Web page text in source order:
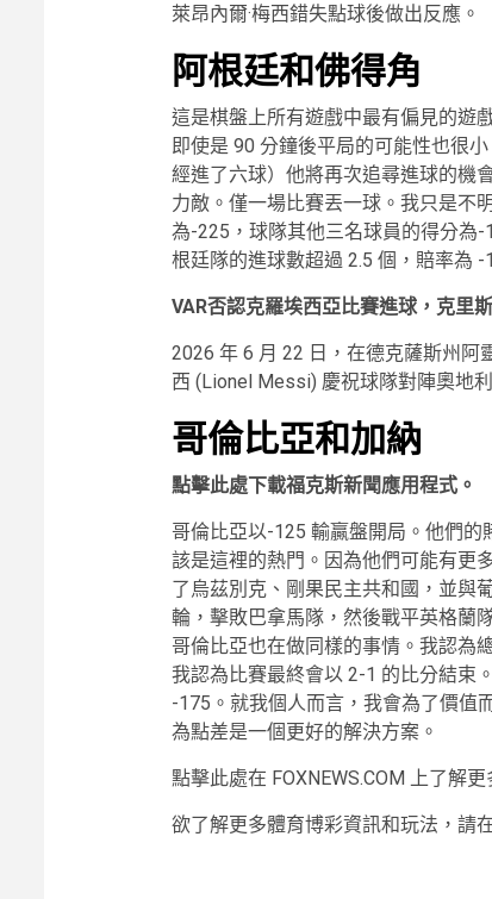
萊昂內爾·梅西錯失點球後做出反應。
阿根廷和佛得角
這是棋盤上所有遊戲中最有偏見的遊
即使是 90 分鐘後平局的可能性也很
經進了六球）他將再次追尋進球的機
力敵。僅一場比賽丟一球。我只是不
為-225，球隊其他三名球員的得分為
根廷隊的進球數超過 2.5 個，賠率為 -
VAR否認克羅埃西亞比賽進球，克里
2026 年 6 月 22 日，在德克薩斯州阿
西 (Lionel Messi) 慶祝球隊對陣奧地
哥倫比亞和加納
點擊此處下載福克斯新聞應用程式。
哥倫比亞以-125 輸贏盤開局。他們
該是這裡的熱門。因為他們可能有更
了烏茲別克、剛果民主共和國，並與
輪，擊敗巴拿馬隊，然後戰平英格蘭
哥倫比亞也在做同樣的事情。我認為
我認為比賽最終會以 2-1 的比分結束
-175。就我個人而言，我會為了價值
為點差是一個更好的解決方案。
點擊此處在 FOXNEWS.COM 上了解
欲了解更多體育博彩資訊和玩法，請